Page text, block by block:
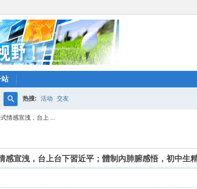
站
搜
热搜: 活动 交友
情感宣洩，台上 ...
感宣洩，台上台下習近平；體制內肺腑感悟，初中生